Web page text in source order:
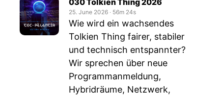
030 Tolkien Thing 2026
25. June 2026 ‧ 56m 24s
Wie wird ein wachsendes
Tolkien Thing fairer, stabiler
und technisch entspannter?
Wir sprechen über neue
Programmanmeldung,
Hybridräume, Netzwerk,